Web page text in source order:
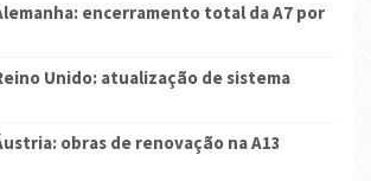
encerramento total da A7 por
Unido: atualização de sistema
obras de renovação na A13